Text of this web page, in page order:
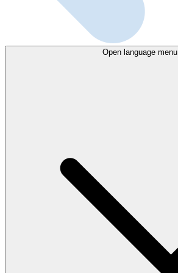
Open language menu